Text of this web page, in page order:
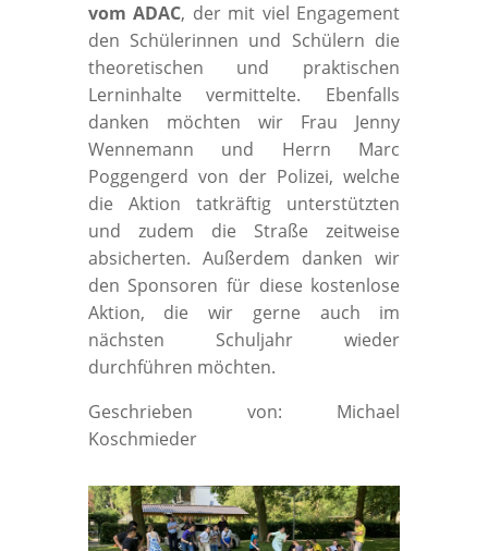
vom ADAC, der mit viel Engagement
den Schülerinnen und Schülern die
theoretischen und praktischen
Lerninhalte vermittelte. Ebenfalls
danken möchten wir Frau Jenny
Wennemann und Herrn Marc
Poggengerd von der Polizei, welche
die Aktion tatkräftig unterstützten
und zudem die Straße zeitweise
absicherten. Außerdem danken wir
den Sponsoren für diese kostenlose
Aktion, die wir gerne auch im
nächsten Schuljahr wieder
durchführen möchten.
Geschrieben von: Michael
Koschmieder